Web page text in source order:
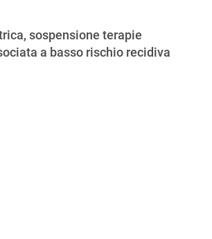
sospensione terapie
a basso rischio recidiva